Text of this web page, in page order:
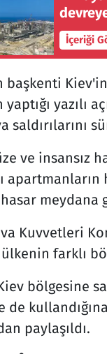
İçeriği
başkenti
yaptığı yazılı
saldırılarını
ve insansız
meydana
Kuvvetleri
farklı
bölgesine
de
paylaşıldı.